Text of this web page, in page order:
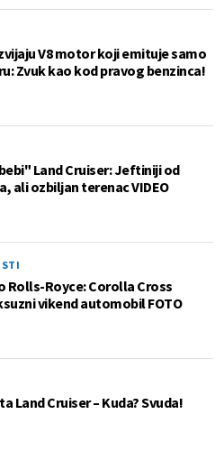
V8 motor koji emituje samo
Zvuk kao kod pravog benzinca!
Land Cruiser: Jeftiniji od
ali ozbiljan terenac VIDEO
Rolls-Royce: Corolla Cross
vikend automobil FOTO
Land Cruiser – Kuda? Svuda!